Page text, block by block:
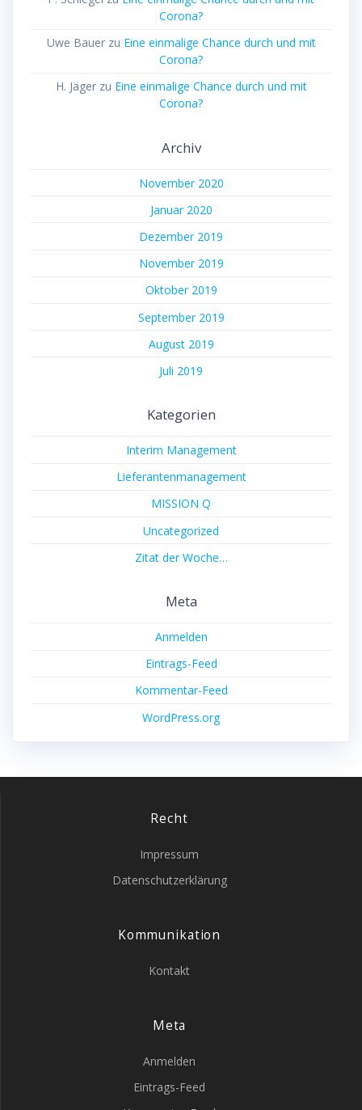
Corona?
Uwe Bauerzu Eine einmalige Chance durch und mit
Corona?
H. Jägerzu Eine einmalige Chance durch und mit
Corona?
Archiv
November 2020
Januar 2020
Dezember 2019
November 2019
Oktober 2019
September 2019
August 2019
Juli 2019
Kategorien
Interim Management
Lieferantenmanagement
MISSION Q
Uncategorized
Zitat der Woche…
Meta
Anmelden
Eintrags-Feed
Kommentar-Feed
WordPress.org
Recht
Impressum
Datenschutzerklärung
Kommunikation
Kontakt
Meta
Anmelden
Eintrags-Feed